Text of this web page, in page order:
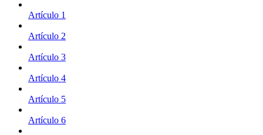
Artículo 1
Artículo 2
Artículo 3
Artículo 4
Artículo 5
Artículo 6